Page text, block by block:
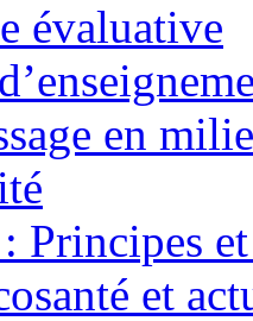
évaluative
en
Principes
et